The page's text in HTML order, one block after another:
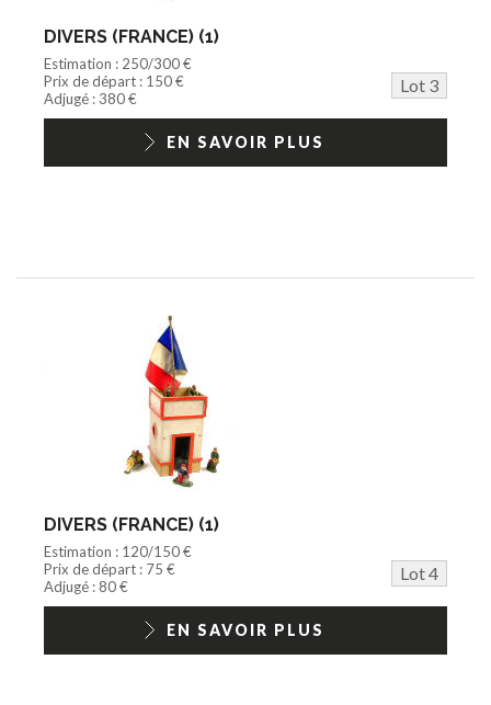
DIVERS (FRANCE) (1)
Estimation : 250/300 €
Prix de départ : 150 €
Lot 3
Adjugé : 380 €
EN SAVOIR PLUS
DIVERS (FRANCE) (1)
Estimation : 120/150 €
Prix de départ : 75 €
Lot 4
Adjugé : 80 €
EN SAVOIR PLUS